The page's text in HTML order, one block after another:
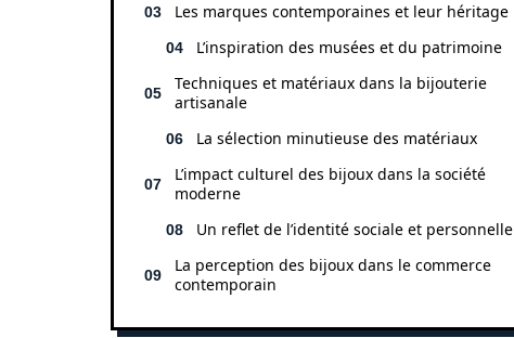
Les marques contemporaines et leur héritage
L’inspiration des musées et du patrimoine
Techniques et matériaux dans la bijouterie
artisanale
La sélection minutieuse des matériaux
L’impact culturel des bijoux dans la société
moderne
Un reflet de l’identité sociale et personnelle
La perception des bijoux dans le commerce
contemporain